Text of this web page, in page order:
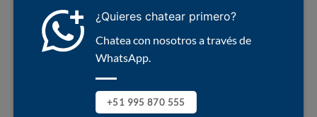
¿Quieres chatear primero?
Chatea con nosotros a través de
WhatsApp.
+51 995 870 555